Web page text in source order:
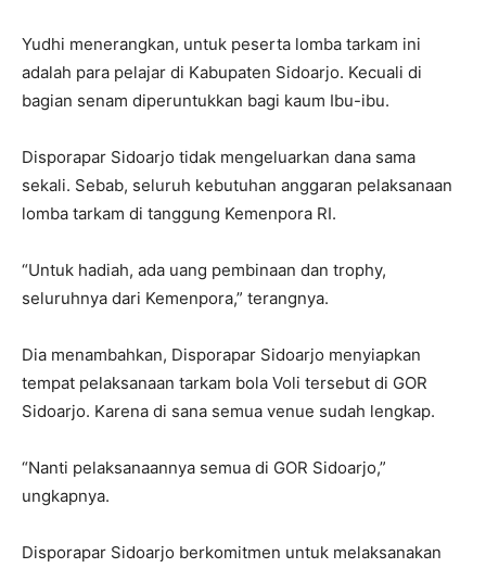
Yudhi menerangkan, untuk peserta lomba tarkam ini
adalah para pelajar di Kabupaten Sidoarjo. Kecuali di
bagian senam diperuntukkan bagi kaum Ibu-ibu.
Disporapar Sidoarjo tidak mengeluarkan dana sama
sekali. Sebab, seluruh kebutuhan anggaran pelaksanaan
lomba tarkam di tanggung Kemenpora RI.
“Untuk hadiah, ada uang pembinaan dan trophy,
seluruhnya dari Kemenpora,” terangnya.
Dia menambahkan, Disporapar Sidoarjo menyiapkan
tempat pelaksanaan tarkam bola Voli tersebut di GOR
Sidoarjo. Karena di sana semua venue sudah lengkap.
“Nanti pelaksanaannya semua di GOR Sidoarjo,”
ungkapnya.
Disporapar Sidoarjo berkomitmen untuk melaksanakan